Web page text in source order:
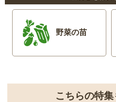
野菜の苗
こちらの特